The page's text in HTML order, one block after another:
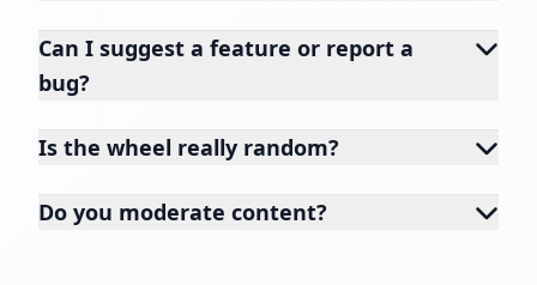
Can I suggest a feature or report a
bug?
Is the wheel really random?
Do you moderate content?